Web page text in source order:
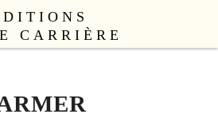
CARRIÈRE